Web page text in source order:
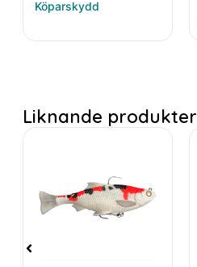
Köparskydd
Liknande produkter